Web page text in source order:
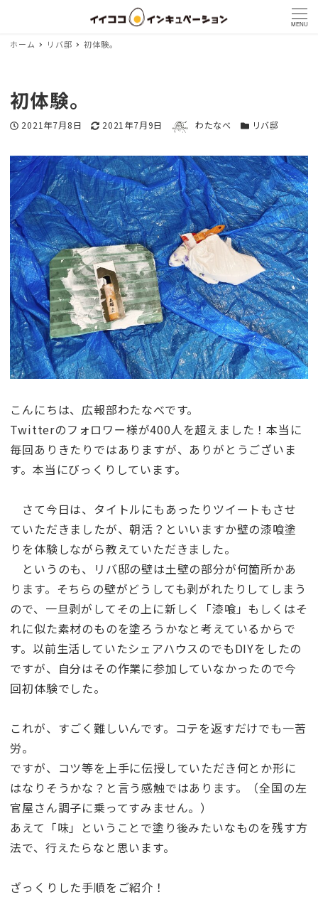
MENU
ホーム リバ邸 初体験。
初体験。
投稿日
2021年7月8日 更新日
2021年7月9日 著者 わたなべ カテゴリー
リバ邸
こんにちは、広報部わたなべです。
Twitterのフォロワー様が400人を超えました！本当に
毎回ありきたりではありますが、ありがとうございま
す。本当にびっくりしています。
さて今日は、タイトルにもあったりツイートもさせ
ていただきましたが、朝活？といいますか壁の漆喰塗
りを体験しながら教えていただきました。
というのも、リバ邸の壁は土壁の部分が何箇所かあ
ります。そちらの壁がどうしても剥がれたりしてしまう
ので、一旦剥がしてその上に新しく「漆喰」もしくはそ
れに似た素材のものを塗ろうかなと考えているからで
す。以前生活していたシェアハウスのでもDIYをしたの
ですが、自分はその作業に参加していなかったので今
回初体験でした。
これが、すごく難しいんです。コテを返すだけでも一苦
労。
ですが、コツ等を上手に伝授していただき何とか形に
はなりそうかな？と言う感触ではあります。（全国の左
官屋さん調子に乗ってすみません。）
あえて「味」ということで塗り後みたいなものを残す方
法で、行えたらなと思います。
ざっくりした手順をご紹介！